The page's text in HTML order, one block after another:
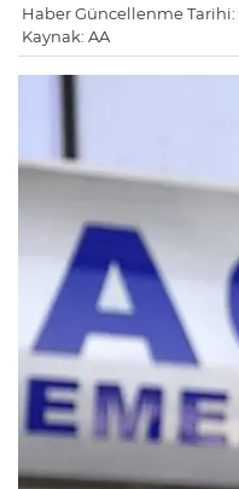
Haber Güncellenme Tarihi:
Kaynak: AA